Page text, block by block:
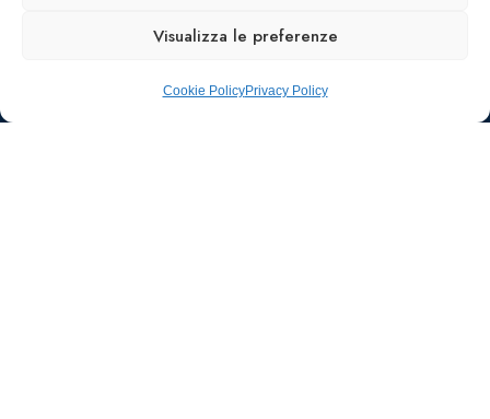
Visualizza le preferenze
Cookie PolicyPrivacy Policy